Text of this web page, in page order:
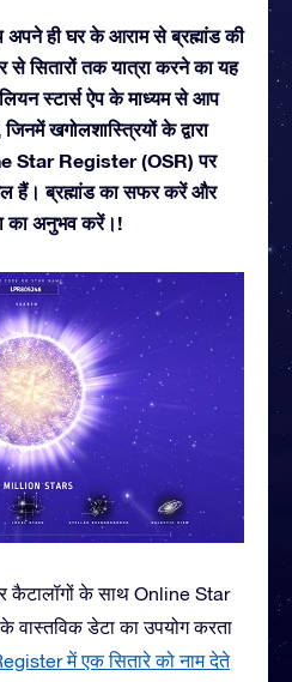
अपने ही घर के आराम से ब्रह्मांड की
सितारों तक यात्रा करने का यह
स्टार्स ऐप के माध्यम से आप
खगोलशास्त्रियों के द्वारा
Star Register (OSR) पर
हैं। ब्रह्मांड का सफर करें और
का अनुभव करें।!
कैटालॉगों के साथ Online Star
वास्तविक डेटा का उपयोग करता
में एक सितारे को नाम देते